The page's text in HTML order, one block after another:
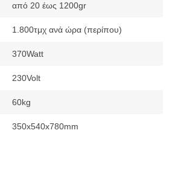
από 20 έως 1200gr
1.800τμχ ανά ώρα (περίπου)
370Watt
230Volt
60kg
350x540x780mm